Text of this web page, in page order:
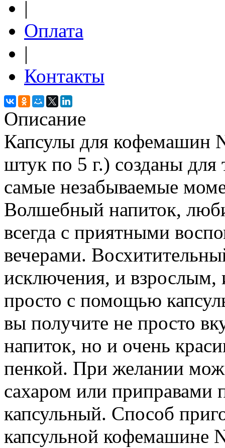
|
Оплата
|
Контакты
Описание
Капсулы для кофемашин
штук по 5 г.) созданы для
самые незабываемые
Волшебный напиток,
всегда с приятными
вечерами.
исключения, и взрослым,
просто с помощью
вы получите не просто
напиток, но и очень
пенкой. При желании
сахаром или приправами
капсульный. Способ
капсульной кофемашине